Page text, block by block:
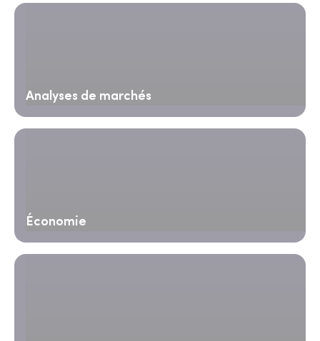
Analyses de marchés
Économie